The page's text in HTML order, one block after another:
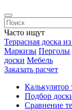
Часто ищут
Террасная доска
Маркизы Перголы
доски Мебель
Заказать расчет
Калькулятор
Подбор
Сравнение